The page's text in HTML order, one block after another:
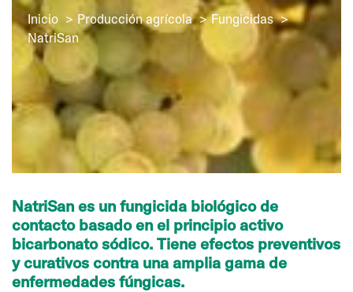
Inicio Producción agrícola
Fungicidas
NatriSan
NatriSan es un fungicida biológico de
contacto basado en el principio activo
bicarbonato sódico. Tiene efectos preventivos
y curativos contra una amplia gama de
enfermedades fúngicas.